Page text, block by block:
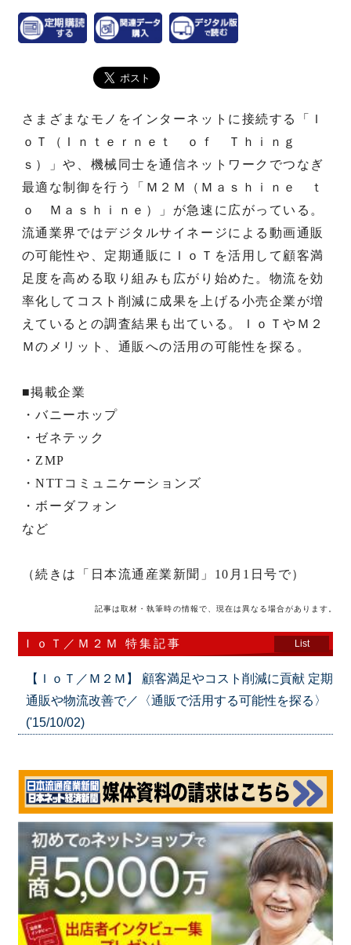
さまざまなモノをインターネットに接続する「Ｉ
ｏＴ（Ｉｎｔｅｒｎｅｔ ｏｆ Ｔｈｉｎｇ
ｓ）」や、機械同士を通信ネットワークでつなぎ
最適な制御を行う「Ｍ２Ｍ（Ｍａｓｈｉｎｅ ｔ
ｏ Ｍａｓｈｉｎｅ）」が急速に広がっている。
流通業界ではデジタルサイネージによる動画通販
の可能性や、定期通販にＩｏＴを活用して顧客満
足度を高める取り組みも広がり始めた。物流を効
率化してコスト削減に成果を上げる小売企業が増
えているとの調査結果も出ている。ＩｏＴやＭ２
Ｍのメリット、通販への活用の可能性を探る。
■掲載企業
・バニーホップ
・ゼネテック
・ZMP
・NTTコミュニケーションズ
・ボーダフォン
など
（続きは「日本流通産業新聞」10月1日号で）
記事は取材・執筆時の情報で、現在は異なる場合があります。
ＩｏＴ／Ｍ２Ｍ 特集記事 List
【ＩｏＴ／Ｍ２Ｍ】 顧客満足やコスト削減に貢献 定期
通販や物流改善で／〈通販で活用する可能性を探る〉
('15/10/02)